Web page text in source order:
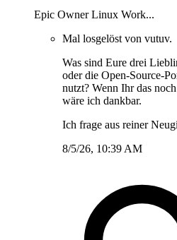
Epic Owner Linux Work...
Mal losgelöst von vutuv.
Was sind Eure drei
oder die Open-Source-
nutzt? Wenn Ihr das
wäre ich dankbar.
Ich frage aus reiner
8/5/26, 10:39 AM